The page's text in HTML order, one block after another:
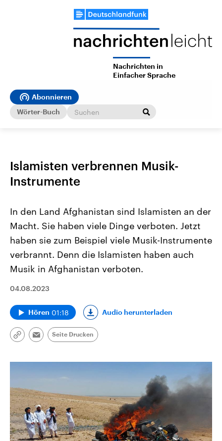
Nachrichten in
Einfacher Sprache
Abonnieren
Wörter-Buch
Islamisten verbrennen Musik-
Instrumente
In den Land Afghanistan sind Islamisten an der
Macht. Sie haben viele Dinge verboten. Jetzt
haben sie zum Beispiel viele Musik-Instrumente
verbrannt. Denn die Islamisten haben auch
Musik in Afghanistan verboten.
04.08.2023
Hören 01:18 Audio herunterladen
Link
Email
Seite Drucken